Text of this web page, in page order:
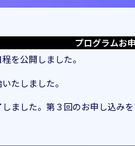
プログラムお
を公開しました。
たしました。
ました。第３回のお申し込み